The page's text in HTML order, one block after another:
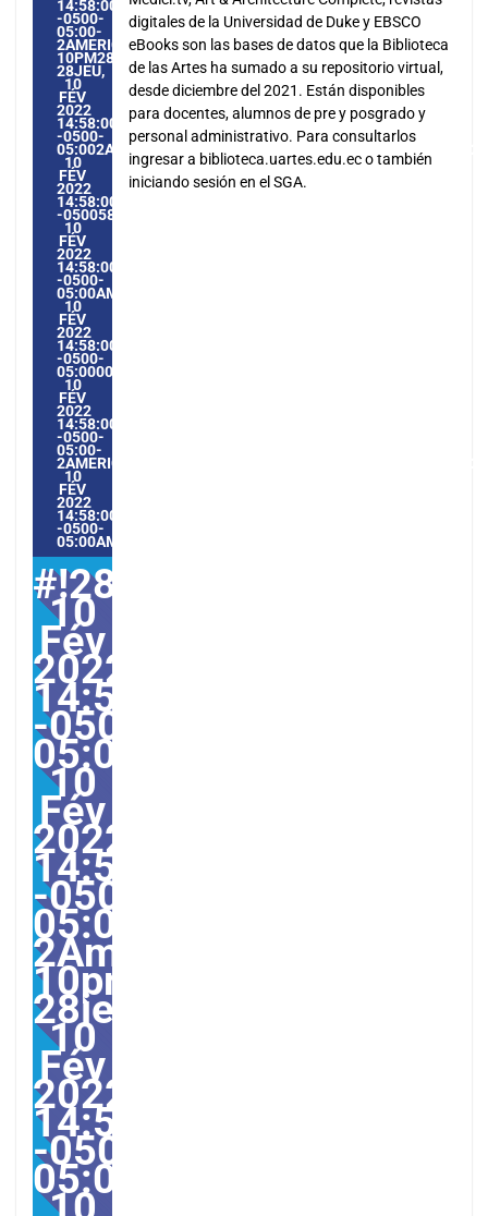
14:58:00
-0500-
05:00-
2AMERICA/GUAYAQUIL2828AMERICA/GUAYAQUIL202228
10PM28PM-
28JEU,
10
FÉV
2022
14:58:00
-0500-
05:002AMERICA/GUAYAQUIL2828AMERICA/
10
FÉV
2022
14:58:00
-0500582582PMJEUDI=604#!28JEU,
10
FÉV
2022
14:58:00
-0500-
05:00AMERICA/GUAYAQUIL2#FÉV#!28JEU,
10
FÉV
2022
14:58:00
-0500-
05:000028#/28JEU,
10
FÉV
2022
14:58:00
-0500-
05:00-
2AMERICA/GUAYAQUIL2828AMERICA/
10
FÉV
2022
14:58:00
-0500-
05:00AMERICA/GUAYAQUIL2#
#!28jeu,
10
Fév
2022
14:58:00
-0500-
05:000028#28jeu,
10
Fév
2022
14:58:00
-0500-
05:00-
2America/
10pm28pm-
28jeu,
10
Fév
2022
14:58:00
-0500-
05:002America/
digitales de la Universidad de Duke y EBSCO
eBooks son las bases de datos que la Biblioteca
de las Artes ha sumado a su repositorio virtual,
desde diciembre del 2021. Están disponibles
para docentes, alumnos de pre y posgrado y
personal administrativo. Para consultarlos
ingresar a biblioteca.uartes.edu.ec o también
iniciando sesión en el SGA.